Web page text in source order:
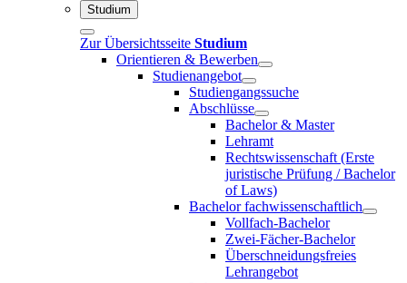
Studium
Zur Übersichtsseite Studium
Orientieren & Bewerben
Studienangebot
Studiengangssuche
Abschlüsse
Bachelor & Master
Lehramt
Rechtswissenschaft (Erste
juristische Prüfung / Bachelor
of Laws)
Bachelor fachwissenschaftlich
Vollfach-Bachelor
Zwei-Fächer-Bachelor
Überschneidungsfreies
Lehrangebot